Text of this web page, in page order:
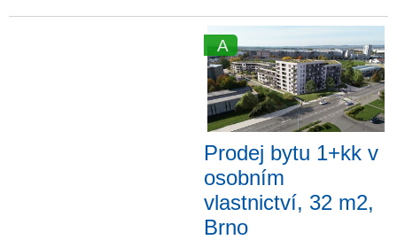
A
Prodej bytu 1+kk v
osobním
vlastnictví, 32 m2,
Brno